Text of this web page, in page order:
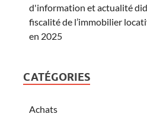
d'information et actualité
fiscalité de l’immobilier
en 2025
CATÉGORIES
Achats